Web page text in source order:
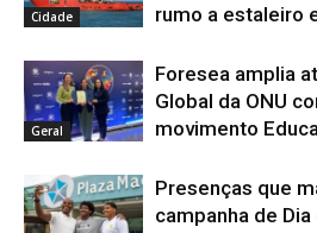
Cidade
rumo a estaleiro
Geral
Foresea amplia
Global da ONU
movimento
Presenças que
campanha de